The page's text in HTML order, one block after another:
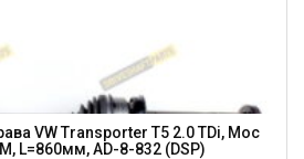
VW Transporter T5 2.0 TDi, Moc
L=860мм, AD-8-832 (DSP)